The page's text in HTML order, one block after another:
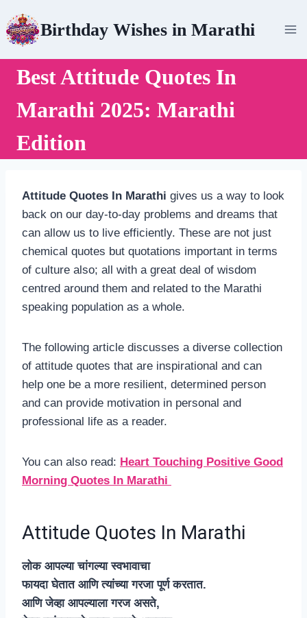
to
content
Birthday Wishes in Marathi
Best Attitude Quotes In
Marathi 2025: Marathi
Edition
Attitude Quotes In Marathi gives us a way to look
back on our day-to-day problems and dreams that
can allow us to live efficiently. These are not just
chemical quotes but quotations important in terms
of culture also; all with a great deal of wisdom
centred around them and related to the Marathi
speaking population as a whole.
The following article discusses a diverse collection
of attitude quotes that are inspirational and can
help one be a more resilient, determined person
and can provide motivation in personal and
professional life as a reader.
You can also read: Heart Touching Positive Good
Morning Quotes In Marathi
Attitude Quotes In Marathi
लोक आपल्या चांगल्या स्वभावाचा
फायदा घेतात आणि त्यांच्या गरजा पूर्ण करतात.
आणि जेव्हा आपल्याला गरज असते,